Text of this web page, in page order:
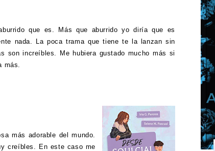
que es. Más que aburrido yo diría que es
nada. La poca trama que tiene te la lanzan sin
son increíbles. Me hubiera gustado mucho más si
más.
más adorable del mundo.
creíbles. En este caso me